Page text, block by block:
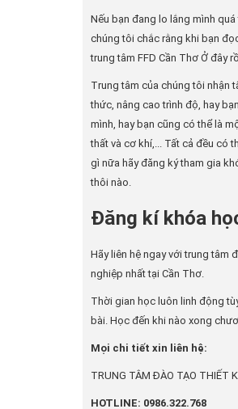
Nếu bạn đang lo lắng mình
chúng tôi chắc rằng khi bạn
trung tâm FFD Cần Thơ Ở đây
Trung tâm của chúng tôi nhận
thức, nâng cao trình độ, hay
mình, hay bạn cũng có thể là
thất và cơ khí,... Tất cả đều có
gì nữa hãy đăng ký tham gia
thôi nào.
Đăng kí khóa
Hãy liên hệ ngay với trung tâm
nghiệp nhất tại Cần Thơ.
Thời gian học luôn linh động
bài. Học đến khi nào xong
Mọi chi tiết xin liên hệ:
TRUNG TÂM ĐÀO TẠO THIẾT
HOTLINE: 0986.322.768